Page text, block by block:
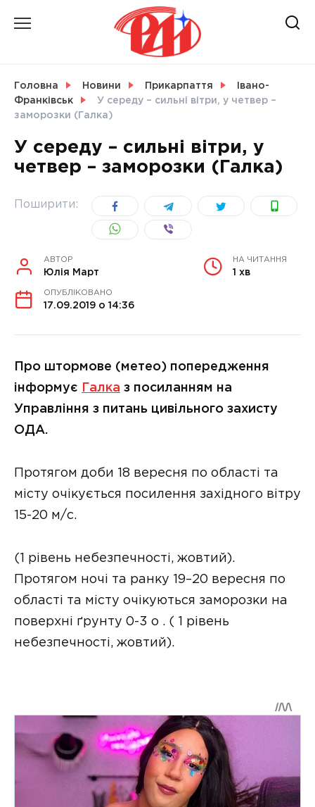
СВІТ
Головна Новини Прикарпаття
Івано-
Франківськ
У середу – сильні вітри, у четвер –
заморозки (Галка)
У середу – сильні вітри, у
четвер – заморозки (Галка)
Поширити:
АВТОР
Юлія Март
НА ЧИТАННЯ
1 хв
ОПУБЛІКОВАНО
17.09.2019 о 14:36
Про штормове (метео) попередження
інформує
Галка з посиланням на
Управління з питань цивільного захисту
ОДА.
Протягом доби 18 вересня по області та
місту очікується посилення західного вітру
15-20 м/с.
(1 рівень небезпечності, жовтий).
Протягом ночі та ранку 19–20 вересня по
області та місту очікуються заморозки на
поверхні ґрунту 0-3 о . ( 1 рівень
небезпечності, жовтий).